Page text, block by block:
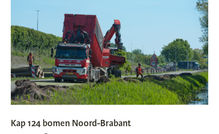
Kap 124 bomen Noord-Brabant